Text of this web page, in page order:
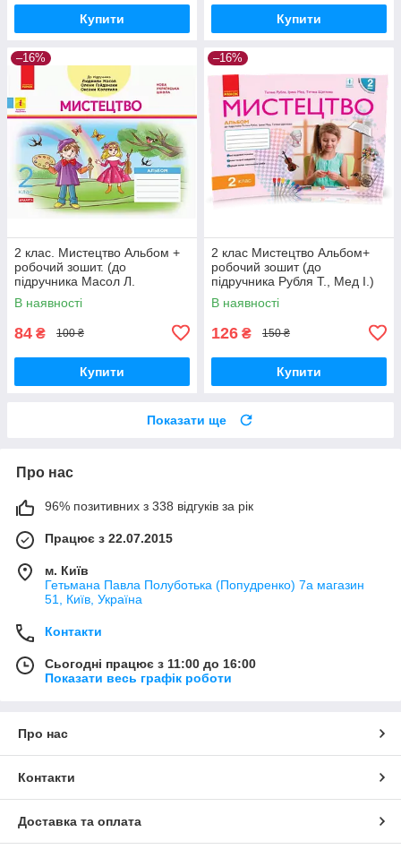
Купити Купити
–16%
2 клас. Мистецтво Альбом +
робочий зошит. (до
підручника Масол Л.
Гайдамака О.) Воронкевич
В.О. Ранок
В наявності
84 ₴ 100 ₴
Купити
–16%
2 клас Мистецтво Альбом+
робочий зошит (до
підручника Рубля Т., Мед І.)
Ранок
В наявності
126 ₴ 150 ₴
Купити
Показати ще
Про нас
96% позитивних з 338 відгуків за рік
Працює з 22.07.2015
м. Київ
Гетьмана Павла Полуботька (Попудренко) 7а магазин
51, Київ, Україна
Контакти
Сьогодні працює з 11:00 до 16:00
Показати весь графік роботи
Про нас
Контакти
Доставка та оплата